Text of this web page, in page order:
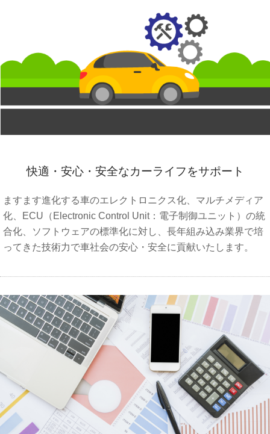
快適・安心・安全なカーライフをサポート
ますます進化する車のエレクトロニクス化、マルチメディア
化、ECU（Electronic Control Unit：電子制御ユニット）の統
合化、ソフトウェアの標準化に対し、長年組み込み業界で培
ってきた技術力で車社会の安心・安全に貢献いたします。